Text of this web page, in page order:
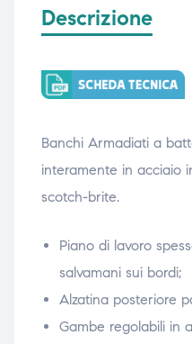
Descrizione
Banchi Armadiati a
interamente in acciaio
scotch-brite.
Piano di lavoro
salvamani sui bordi;
Alzatina posteriore
Gambe regolabili in